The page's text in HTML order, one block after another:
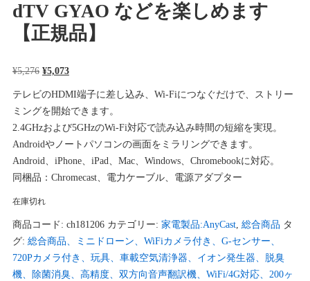
dTV GYAO などを楽しめます
【正規品】
¥5,276 元
た。
¥5,073現
テレビのHDMI端子に差し込み、Wi-Fiにつなぐだけで、ストリー
ミングを開始できます。
2.4GHzおよび5GHzのWi-Fi対応で読み込み時間の短縮を実現。
Androidやノートパソコンの画面をミラリングできます。
Android、iPhone、iPad、Mac、Windows、Chromebookに対応。
同梱品：Chromecast、電力ケーブル、電源アダプター
在庫切れ
商品コード: ch181206 カテゴリー: 家電製品:AnyCast, 総合商品 タ
グ: 総合商品、ミニドローン、WiFiカメラ付き、G-センサー、
720Pカメラ付き、玩具、車載空気清浄器、イオン発生器、脱臭
機、除菌消臭、高精度、双方向音声翻訳機、WiFi/4G対応、200ヶ